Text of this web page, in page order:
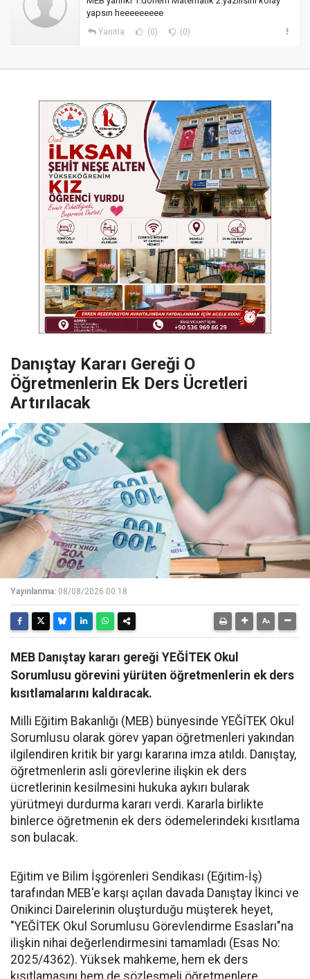
yapsın heeeeeeeee
Yanıtla (0) (0)
Danıştay Kararı Gereği O
Öğretmenlerin Ek Ders Ücretleri
Artırılacak
Yayınlanma: 08/08/2026 00:18
MEB Danıştay kararı gereği YEĞİTEK Okul
Sorumlusu görevini yürüten öğretmenlerin ek ders
kısıtlamalarını kaldıracak.
Milli Eğitim Bakanlığı (MEB) bünyesinde YEĞİTEK Okul
Sorumlusu olarak görev yapan öğretmenleri yakından
ilgilendiren kritik bir yargı kararına imza atıldı. Danıştay,
öğretmenlerin asli görevlerine ilişkin ek ders
ücretlerinin kesilmesini hukuka aykırı bularak
yürütmeyi durdurma kararı verdi. Kararla birlikte
binlerce öğretmenin ek ders ödemelerindeki kısıtlama
son bulacak.
​Eğitim ve Bilim İşgörenleri Sendikası (Eğitim-İş)
tarafından MEB'e karşı açılan davada Danıştay İkinci ve
Onikinci Dairelerinin oluşturduğu müşterek heyet,
"YEĞİTEK Okul Sorumlusu Görevlendirme Esasları"na
ilişkin nihai değerlendirmesini tamamladı (Esas No:
2025/4362). Yüksek mahkeme, hem ek ders
kısıtlamasını hem de sözleşmeli öğretmenlere